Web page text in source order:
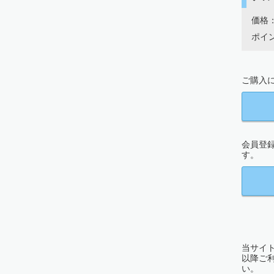
価格
ポイ
ご購入
会員登
す。
当サイ
以降ご
い。